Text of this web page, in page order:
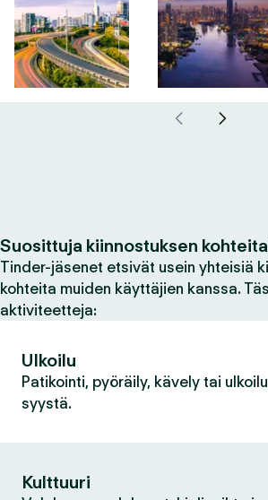
Suosittuja kiinnostuksen
Tinder-jäsenet etsivät usein yhteisiä
kohteita muiden käyttäjien kanssa.
aktiviteetteja:
Ulkoilu
Patikointi, pyöräily, kävely tai
syystä.
Kulttuuri